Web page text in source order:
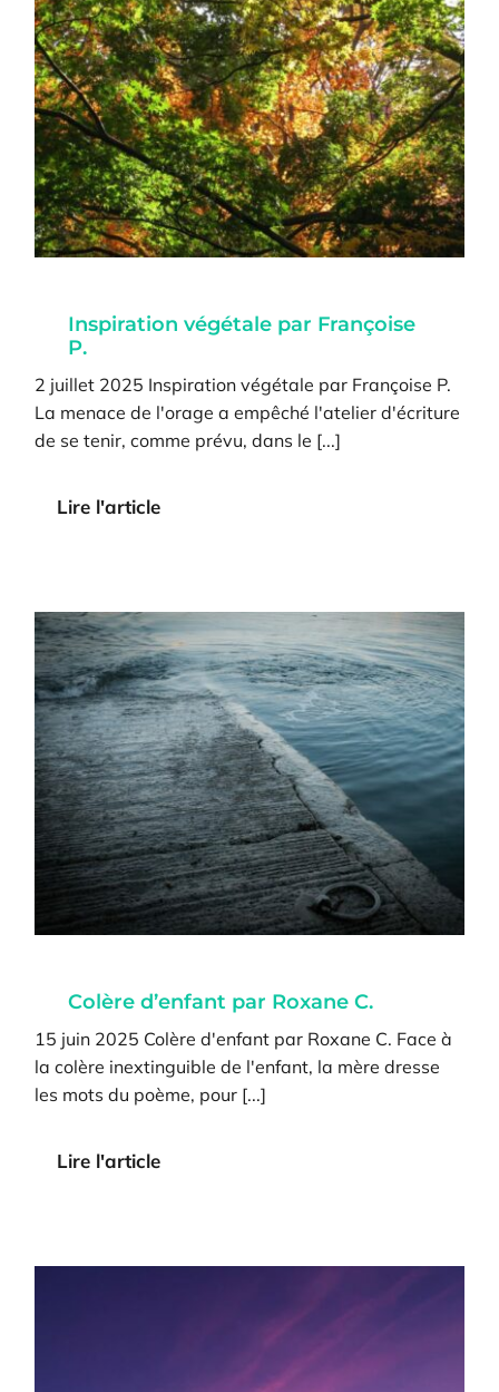
Inspiration végétale par Françoise
P.
2 juillet 2025 Inspiration végétale par Françoise P.
La menace de l'orage a empêché l'atelier d'écriture
de se tenir, comme prévu, dans le [...]
Lire l'article
Colère d’enfant par Roxane C.
15 juin 2025 Colère d'enfant par Roxane C. Face à
la colère inextinguible de l'enfant, la mère dresse
les mots du poème, pour [...]
Lire l'article